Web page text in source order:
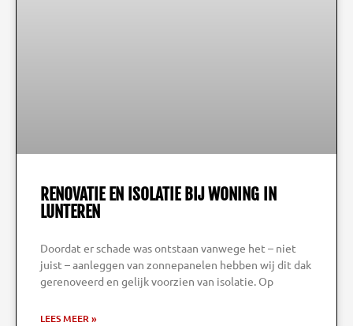
RENOVATIE EN ISOLATIE BIJ WONING IN
LUNTEREN
Doordat er schade was ontstaan vanwege het – niet
juist – aanleggen van zonnepanelen hebben wij dit dak
gerenoveerd en gelijk voorzien van isolatie. Op
LEES MEER »